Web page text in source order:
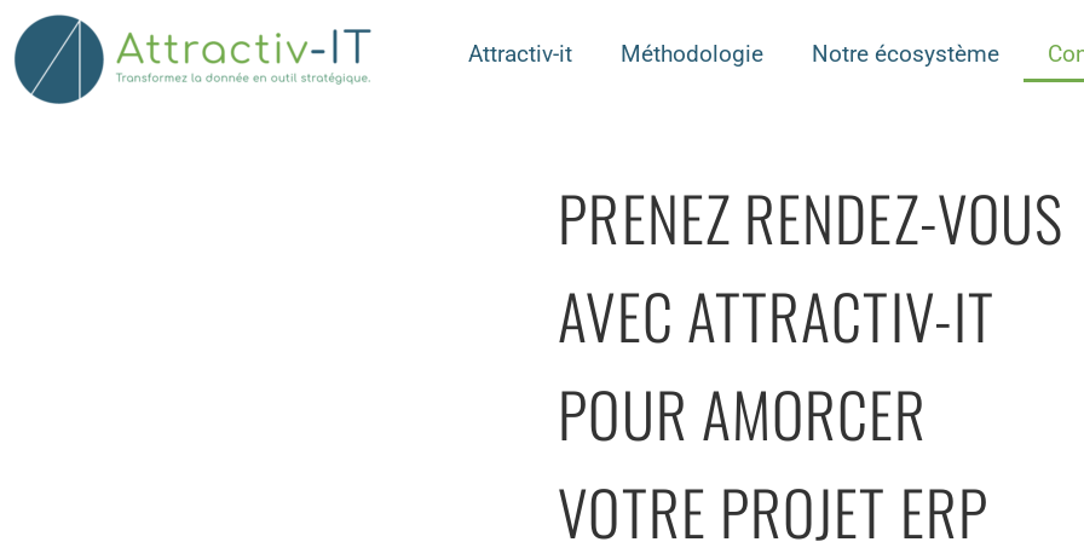
Attractiv-it Méthodologie Notre écosystème
PRENEZ RENDEZ-VOUS
AVEC ATTRACTIV-IT
POUR AMORCER
VOTRE PROJET ERP